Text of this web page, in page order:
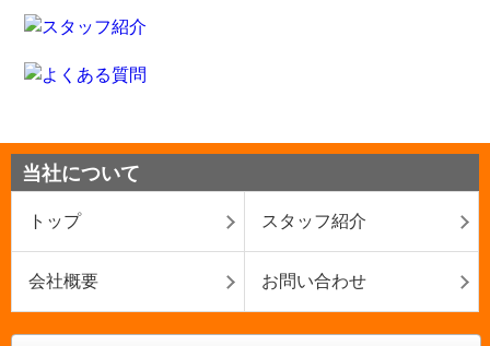
当社について
トップ スタッフ紹介
会社概要 お問い合わせ